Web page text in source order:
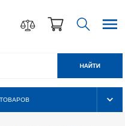
НАЙТИ